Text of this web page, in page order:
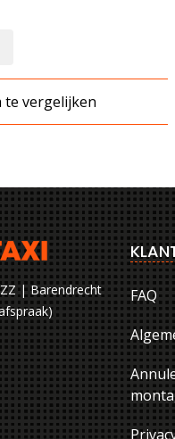
te vergelijken
| Barendrecht
FAQ